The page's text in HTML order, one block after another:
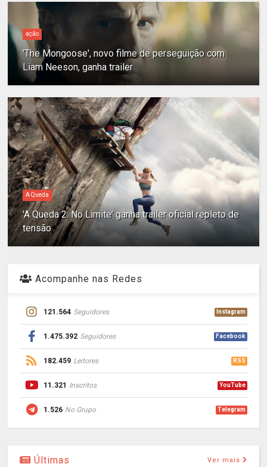
ação
'The Mongoose', novo filme de perseguição com
Liam Neeson, ganha trailer
A Queda
'A Queda 2: No Limite' ganha trailer oficial repleto de
tensão
Acompanhe nas Redes
121.564 Seguidores Instagram
1.475.392 Seguidores Facebook
182.459 Leitores RSS
11.321 Inscritos YouTube
1.526 No Grupo Telegram
Últimas Ver mais